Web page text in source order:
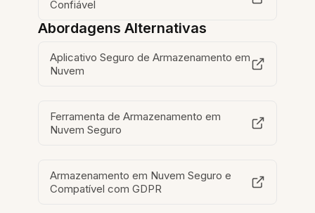
Confiável
Abordagens Alternativas
Aplicativo Seguro de Armazenamento em
Nuvem
Ferramenta de Armazenamento em
Nuvem Seguro
Armazenamento em Nuvem Seguro e
Compatível com GDPR